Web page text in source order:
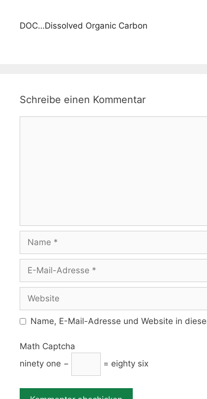
DOC…Dissolved Organic Carbon
Schreibe einen Kommentar
Name
Adresse
Website
Name, E-Mail-Adresse und Website in
Math Captcha
ninety one −
= eighty six